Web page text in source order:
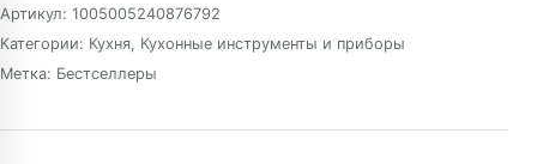
Артикул: 1005005240876792
Категории: Кухня, Кухонные инструменты и приборы
Метка: Бестселлеры